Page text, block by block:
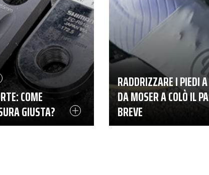
COME
GIUSTA?
RADDRIZZARE I PIEDI
DA MOSER A COLÒ IL
BREVE